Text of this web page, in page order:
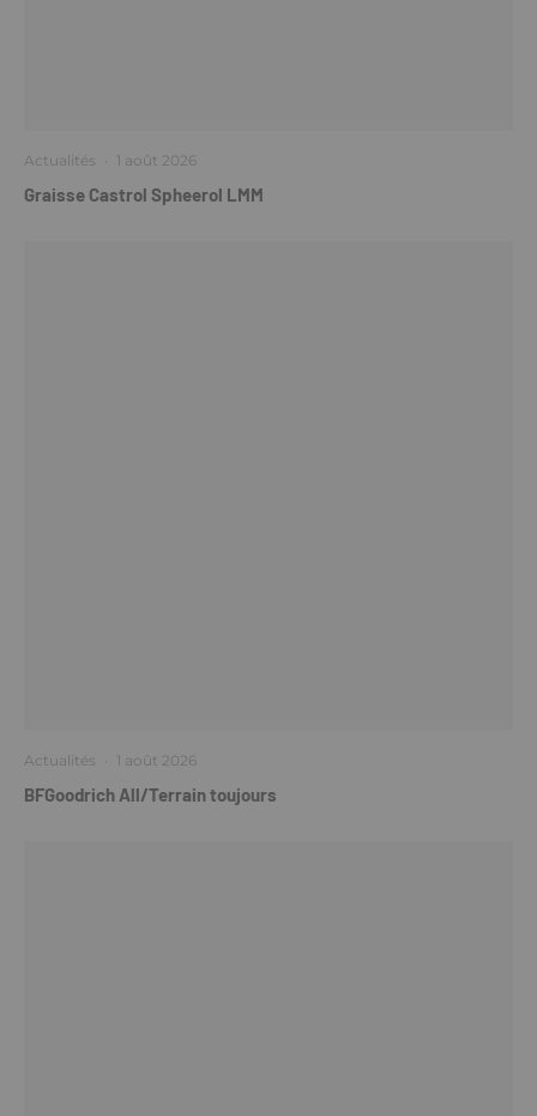
Actualités · 1 août 2026
Graisse Castrol Spheerol LMM
Actualités · 1 août 2026
BFGoodrich All/Terrain toujours